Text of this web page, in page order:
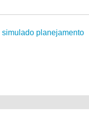
simulado planejamento